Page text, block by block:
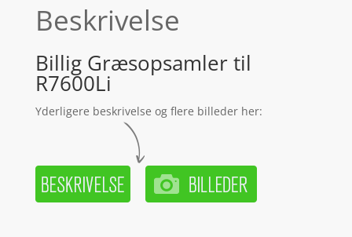
Beskrivelse
Billig Græsopsamler til
R7600Li
Yderligere beskrivelse og flere billeder her: